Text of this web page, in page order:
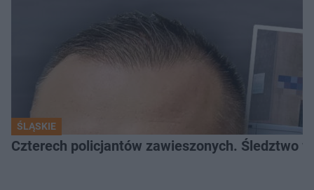
ŚLĄSKIE
Czterech policjantów zawieszonych. Śledztwo